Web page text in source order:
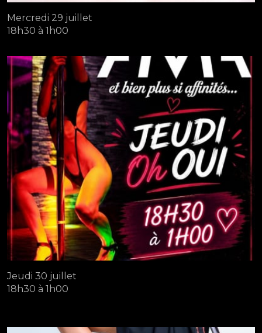
Mercredi 29 juillet
18h30 à 1h00
Jeudi 30 juillet
18h30 à 1h00